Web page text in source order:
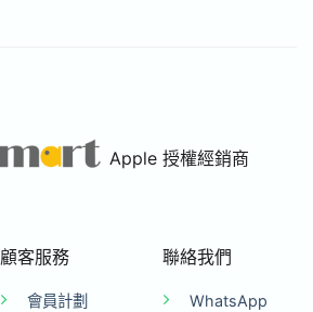
Apple 授權經銷商
顧客服務
會員計劃
聯絡我們
WhatsApp